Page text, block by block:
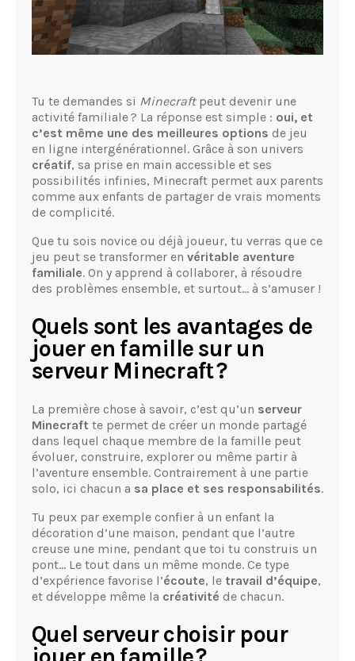
Tu te demandes si Minecraftpeut devenir une
activité familiale ? La réponse est simple : oui, et
c’est même une des meilleures options de jeu
en ligne intergénérationnel. Grâce à son univers
créatif, sa prise en main accessible et ses
possibilités infinies, Minecraft permet aux parents
comme aux enfants de partager de vrais moments
de complicité.
Que tu sois novice ou déjà joueur, tu verras que ce
jeu peut se transformer en véritable aventure
familiale. On y apprend à collaborer, à résoudre
des problèmes ensemble, et surtout… à s’amuser !
Quels sont les avantages de
jouer en famille sur un
serveur Minecraft ?
La première chose à savoir, c’est qu’un serveur
Minecraft te permet de créer un monde partagé
dans lequel chaque membre de la famille peut
évoluer, construire, explorer ou même partir à
l’aventure ensemble. Contrairement à une partie
solo, ici chacun a sa place et ses responsabilités.
Tu peux par exemple confier à un enfant la
décoration d’une maison, pendant que l’autre
creuse une mine, pendant que toi tu construis un
pont… Le tout dans un même monde. Ce type
d’expérience favorise l’écoute, le travail d’équipe,
et développe même la créativité de chacun.
Quel serveur choisir pour